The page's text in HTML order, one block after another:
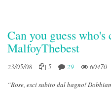
Can you guess
MalfoyThebest
23/05/08 5 29 60470
“Rose, esci subito dal bagno!